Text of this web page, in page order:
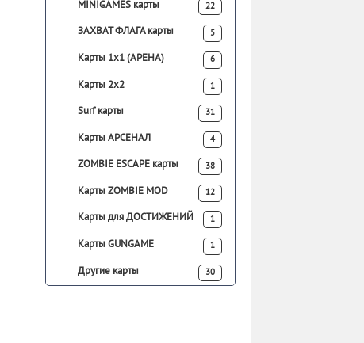
MINIGAMES карты 22
ЗАХВАТ ФЛАГА карты 5
Карты 1х1 (АРЕНА) 6
Карты 2х2 1
Surf карты 31
Карты АРСЕНАЛ 4
ZOMBIE ESCAPE карты 38
Карты ZOMBIE MOD 12
Карты для ДОСТИЖЕНИЙ 1
Карты GUNGAME 1
Другие карты 30